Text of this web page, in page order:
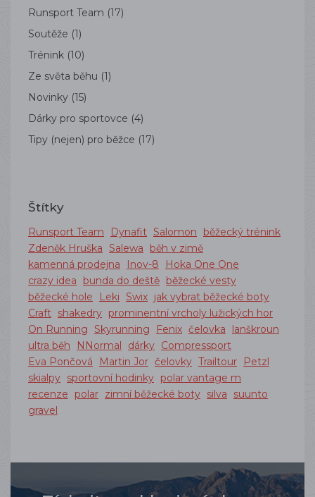
Runsport Team (17)
Soutěže (1)
Trénink (10)
Ze světa běhu (1)
Novinky (15)
Dárky pro sportovce (4)
Tipy (nejen) pro běžce (17)
Štítky
Runsport Team Dynafit Salomon
běžecký trénink
Zdeněk Hruška
Salewa
běh v zimě
kamenná prodejna
Inov-8
Hoka One One
crazy idea
bunda do deště běžecké vesty
běžecké hole
Leki Swix jak vybrat běžecké boty
Craft shakedry prominentní vrcholy lužických hor
On Running
Skyrunning Fenix čelovka
lanškroun
ultra běh
NNormal dárky Compressport
Eva Pončová
Martin Jor čelovky Trailtour
Petzl
skialpy sportovní hodinky polar vantage m
recenze
polar zimní běžecké boty silva
suunto
gravel